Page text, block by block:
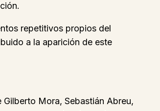
repetitivos propios del
a la aparición de este
Mora, Sebastián Abreu,